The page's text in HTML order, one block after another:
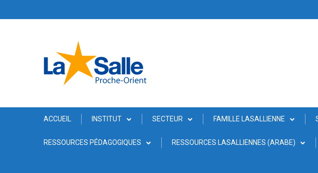
ACCUEIL INSTITUT SECTEUR FAMILLE LASALLIENNE
RESSOURCES PÉDAGOGIQUES RESSOURCES LASALLIENNES (ARABE)